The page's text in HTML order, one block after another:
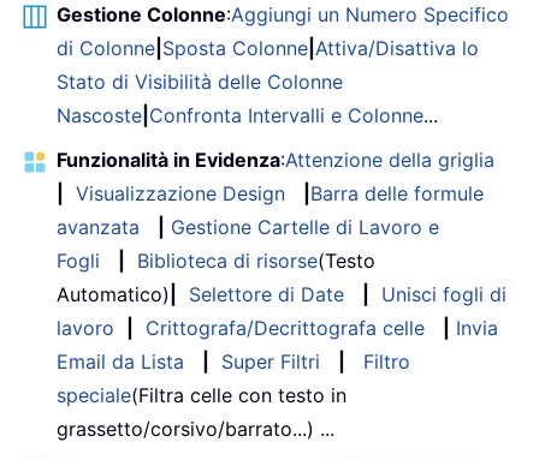
Gestione Colonne:Aggiungi un Numero Specifico
di Colonne Sposta Colonne Attiva/Disattiva lo
Stato di Visibilità delle Colonne
Nascoste Confronta Intervalli e Colonne...
Funzionalità in Evidenza:Attenzione della griglia
Visualizzazione Design
Barra delle formule
avanzata
Gestione Cartelle di Lavoro e
Fogli
Biblioteca di risorse(Testo
Automatico)
Selettore di Date
Unisci fogli di
lavoro
Crittografa/Decrittografa celle
Invia
Email da Lista
Super Filtri
Filtro
speciale(Filtra celle con testo in
grassetto/corsivo/barrato...) ...